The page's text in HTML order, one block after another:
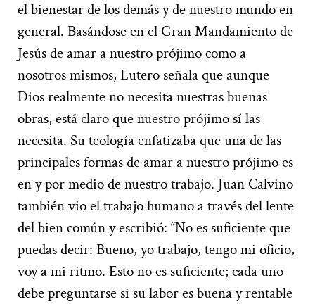
el bienestar de los demás y de nuestro mundo en
general. Basándose en el Gran Mandamiento de
Jesús de amar a nuestro prójimo como a
nosotros mismos, Lutero señala que aunque
Dios realmente no necesita nuestras buenas
obras, está claro que nuestro prójimo sí las
necesita. Su teología enfatizaba que una de las
principales formas de amar a nuestro prójimo es
en y por medio de nuestro trabajo. Juan Calvino
también vio el trabajo humano a través del lente
del bien común y escribió: “No es suficiente que
puedas decir: Bueno, yo trabajo, tengo mi oficio,
voy a mi ritmo. Esto no es suficiente; cada uno
debe preguntarse si su labor es buena y rentable